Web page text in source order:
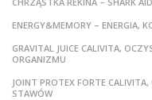
ENERGY&MEMORY – ENERGIA,
GRAVITAL JUICE CALIVITA,
ORGANIZMU
JOINT PROTEX FORTE
STAWÓW